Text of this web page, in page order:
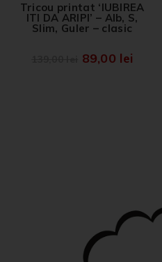
Tricou printat ‘IUBIREA
ITI DA ARIPI’ – Alb, S,
Slim, Guler – clasic
89,00 lei